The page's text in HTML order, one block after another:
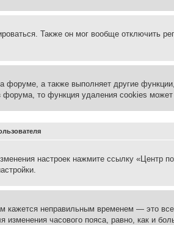
Также он мог вообще отключить
а также выполняет другие
то функция удаления cookies
настроек нажмите ссылку «Центр
неправильным временем — это
часового пояса, равно, как и